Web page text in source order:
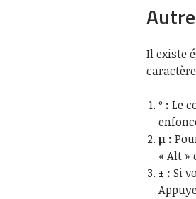
Il existe
º : Le
µ :
« Alt »
± : Si